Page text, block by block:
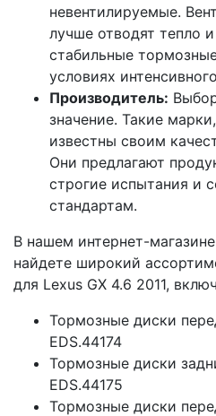
невентилируемые.
лучше отводят тепло
стабильные
условиях
Производитель:
значение. Такие
известны своим
Они предлагают
строгие испытания и
стандартам.
В нашем интернет-
найдете широкий
для Lexus GX 4.6 2011,
Тормозные диски
EDS.44174
Тормозные диски
EDS.44175
Тормозные диски